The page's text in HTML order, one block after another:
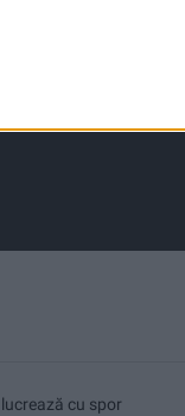
cu spor